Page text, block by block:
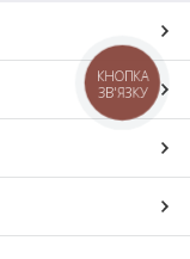
КНОПКА
ЗВ'ЯЗКУ